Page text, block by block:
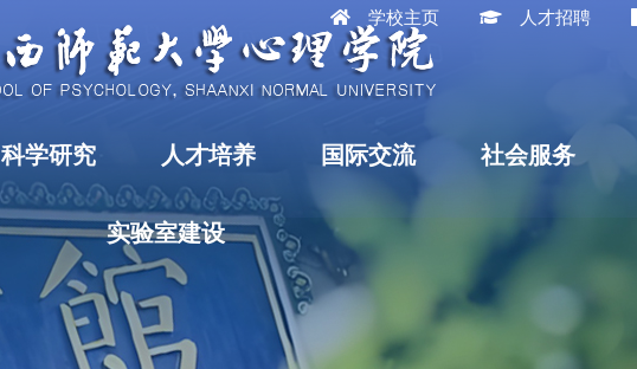
学校主页 人才招聘
科学研究 人才培养 国际交流 社会服务
实验室建设